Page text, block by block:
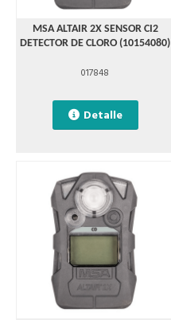
MSA ALTAIR 2X SENSOR CI2
DETECTOR DE CLORO (10154080)
017848
Detalle